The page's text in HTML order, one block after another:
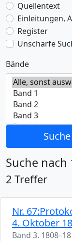
Quellentext
Einleitungen,
Register
Unscharfe
Bände
Suche
Suche nach
2 Treffer
Nr.
4. Oktober
Band 3.